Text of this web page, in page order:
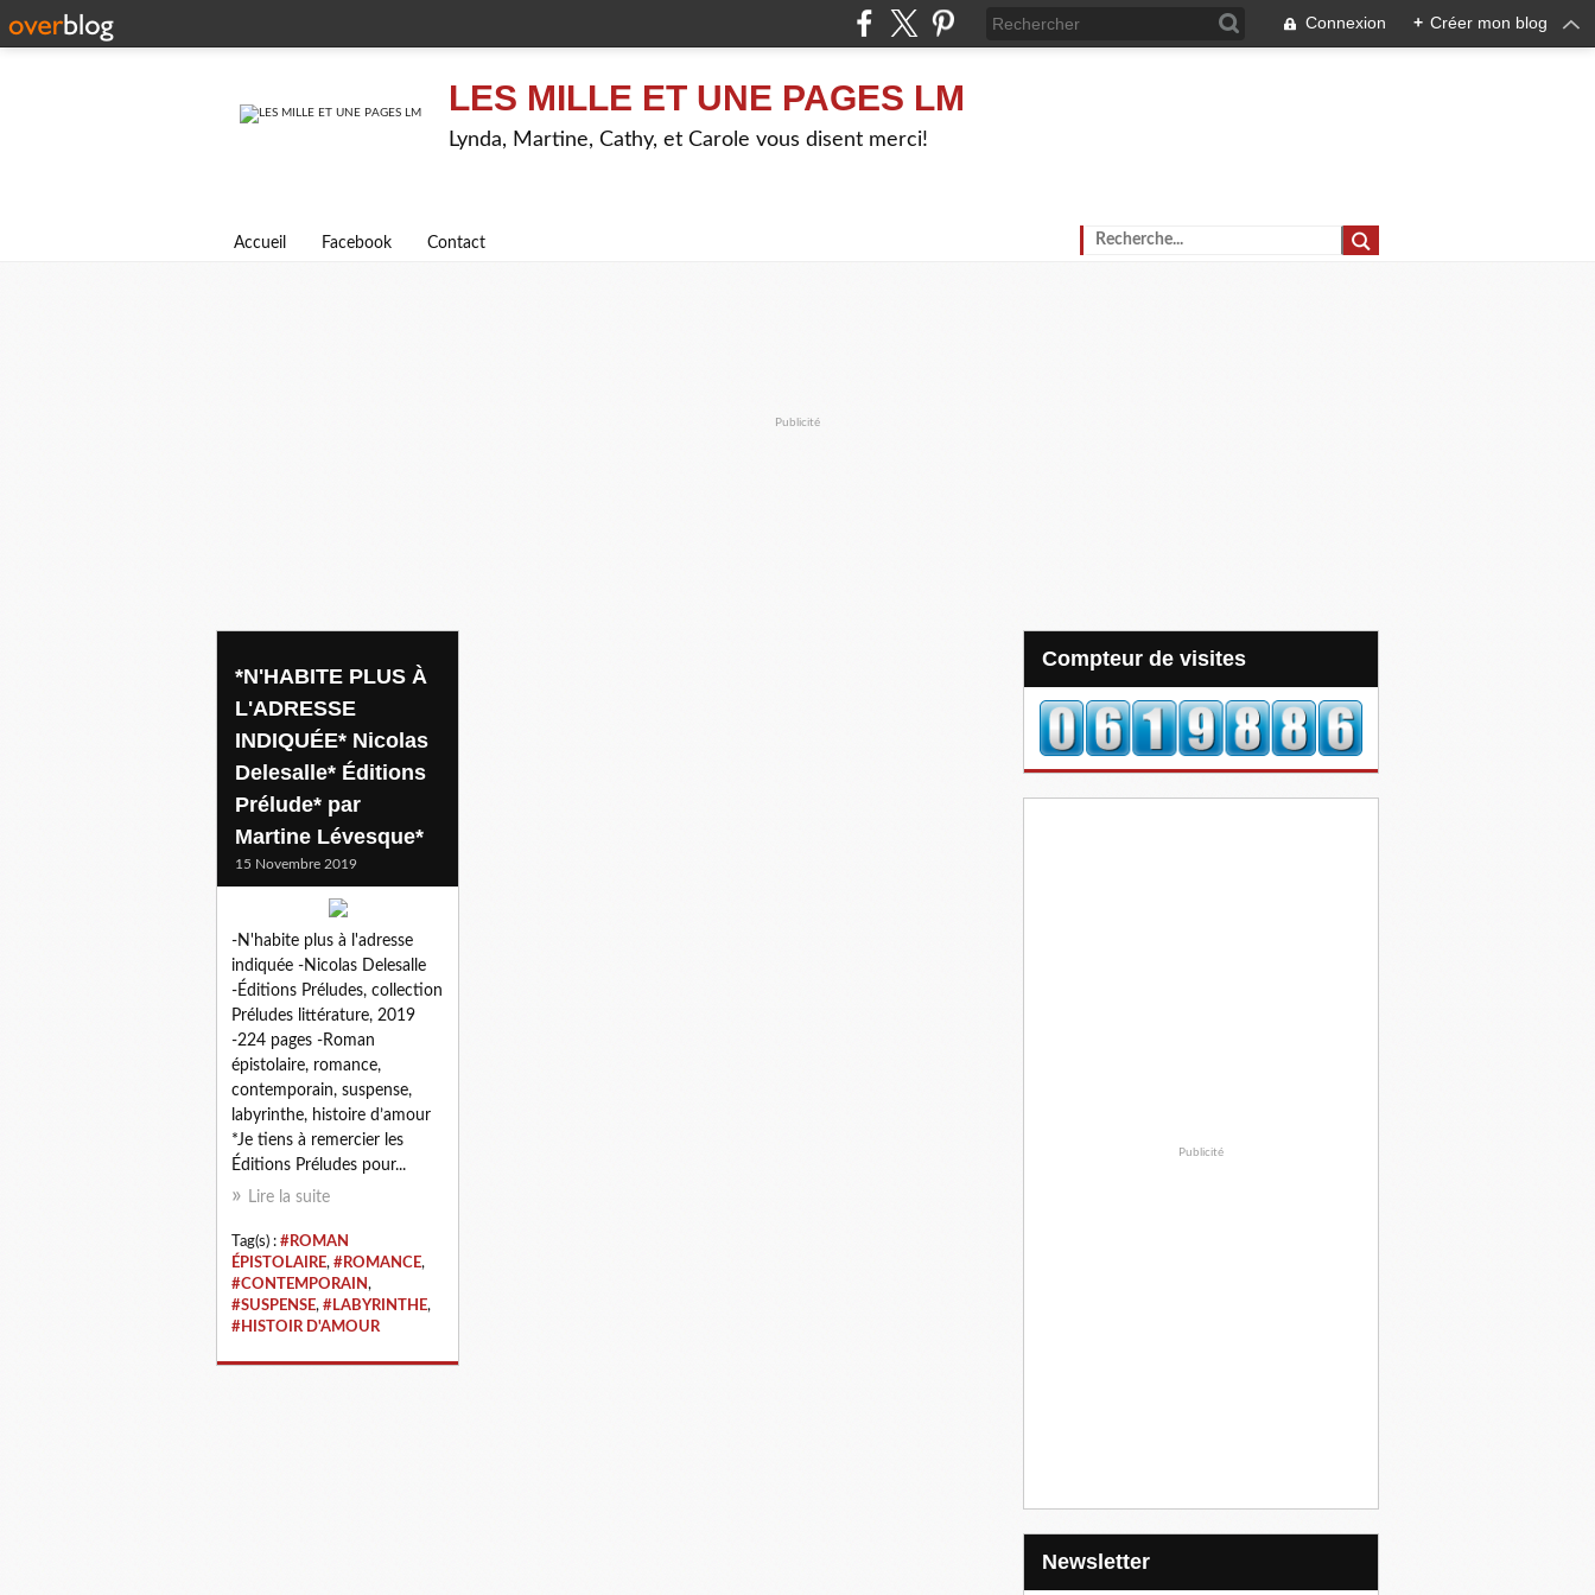
Connexion + Créer mon blog
LES MILLE ET UNE PAGES LM
Lynda, Martine, Cathy, et Carole vous disent merci!
Accueil Facebook Contact
Publicité
histoir d'amour
*N'HABITE PLUS À
L'ADRESSE
INDIQUÉE* Nicolas
Delesalle* Éditions
Prélude* par
Martine Lévesque*
15 Novembre 2019
-N'habite plus à l'adresse
indiquée -Nicolas Delesalle
-Éditions Préludes, collection
Préludes littérature, 2019
-224 pages -Roman
épistolaire, romance,
contemporain, suspense,
labyrinthe, histoire d’amour
*Je tiens à remercier les
Éditions Préludes pour...
Lire la suite
Tag(s) : #ROMAN
ÉPISTOLAIRE, #ROMANCE,
#CONTEMPORAIN,
#SUSPENSE, #LABYRINTHE,
#HISTOIR D'AMOUR
Compteur de visites
Publicité
Newsletter